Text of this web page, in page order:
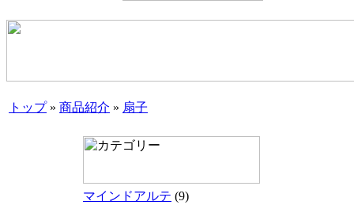
トップ» 商品紹介 » 扇子
マインドアルテ (9)